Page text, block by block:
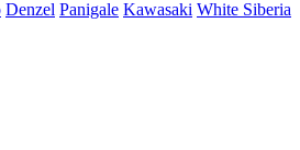
Denzel Panigale Kawasaki White Siberia